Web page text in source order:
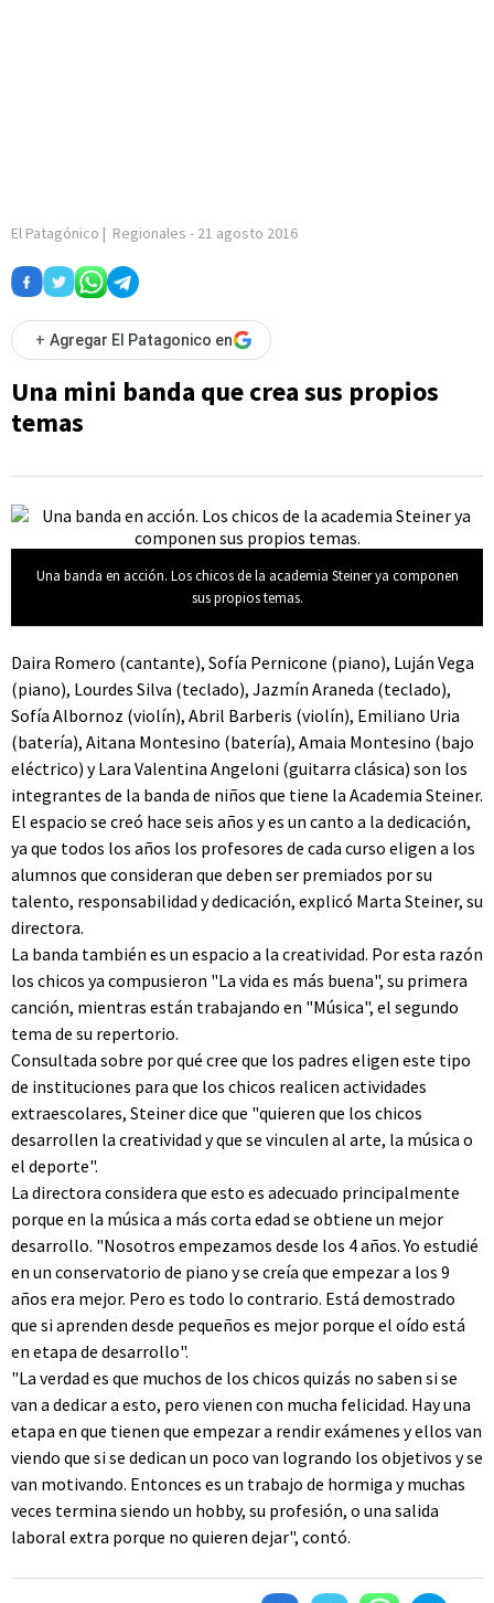
El Patagónico | Regionales - 21 agosto 2016
+ Agregar El Patagonico en
Una mini banda que crea sus propios
temas
Una banda en acción. Los chicos de la academia Steiner ya componen
sus propios temas.
Daira Romero (cantante), Sofía Pernicone (piano), Luján Vega
(piano), Lourdes Silva (teclado), Jazmín Araneda (teclado),
Sofía Albornoz (violín), Abril Barberis (violín), Emiliano Uria
(batería), Aitana Montesino (batería), Amaia Montesino (bajo
eléctrico) y Lara Valentina Angeloni (guitarra clásica) son los
integrantes de la banda de niños que tiene la Academia Steiner.
El espacio se creó hace seis años y es un canto a la dedicación,
ya que todos los años los profesores de cada curso eligen a los
alumnos que consideran que deben ser premiados por su
talento, responsabilidad y dedicación, explicó Marta Steiner, su
directora.
La banda también es un espacio a la creatividad. Por esta razón
los chicos ya compusieron "La vida es más buena", su primera
canción, mientras están trabajando en "Música", el segundo
tema de su repertorio.
Consultada sobre por qué cree que los padres eligen este tipo
de instituciones para que los chicos realicen actividades
extraescolares, Steiner dice que "quieren que los chicos
desarrollen la creatividad y que se vinculen al arte, la música o
el deporte".
La directora considera que esto es adecuado principalmente
porque en la música a más corta edad se obtiene un mejor
desarrollo. "Nosotros empezamos desde los 4 años. Yo estudié
en un conservatorio de piano y se creía que empezar a los 9
años era mejor. Pero es todo lo contrario. Está demostrado
que si aprenden desde pequeños es mejor porque el oído está
en etapa de desarrollo".
"La verdad es que muchos de los chicos quizás no saben si se
van a dedicar a esto, pero vienen con mucha felicidad. Hay una
etapa en que tienen que empezar a rendir exámenes y ellos van
viendo que si se dedican un poco van logrando los objetivos y se
van motivando. Entonces es un trabajo de hormiga y muchas
veces termina siendo un hobby, su profesión, o una salida
laboral extra porque no quieren dejar", contó.